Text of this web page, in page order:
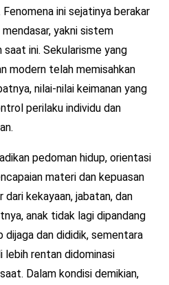
ini sejatinya berakar
yakni sistem
ini. Sekularisme yang
modern telah memisahkan
nilai-nilai keimanan yang
perilaku individu dan
pedoman hidup, orientasi
materi dan kepuasan
dari kekayaan, jabatan, dan
anak tidak lagi dipandang
dijaga dan dididik, sementara
lebih rentan didominasi
Dalam kondisi demikian,